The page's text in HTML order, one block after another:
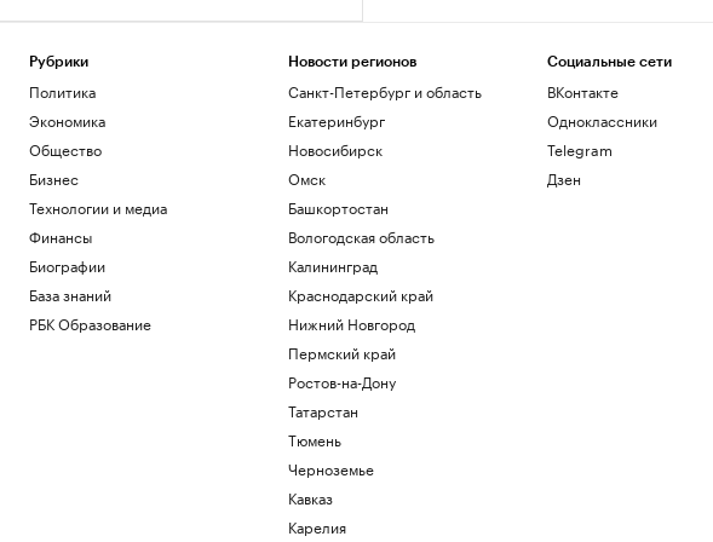
Рубрики
Политика
Экономика
Общество
Бизнес
Технологии и медиа
Финансы
Биографии
База знаний
РБК Образование
Новости регионов
Санкт-Петербург и область
Екатеринбург
Новосибирск
Омск
Башкортостан
Вологодская область
Калининград
Краснодарский край
Нижний Новгород
Пермский край
Ростов-на-Дону
Татарстан
Тюмень
Черноземье
Кавказ
Карелия
Социальные сети
ВКонтакте
Одноклассники
Telegram
Дзен